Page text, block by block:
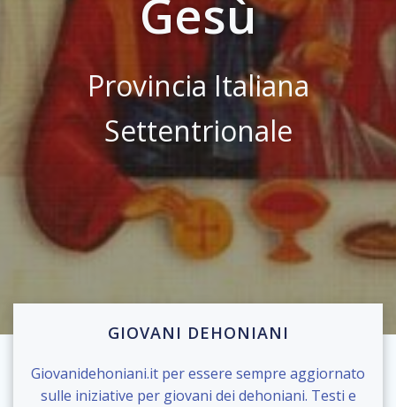
Gesù
Provincia Italiana
Settentrionale
GIOVANI DEHONIANI
Giovanidehoniani.it per essere sempre aggiornato
sulle iniziative per giovani dei dehoniani. Testi e